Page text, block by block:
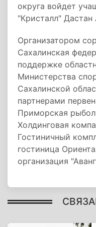
округа войдет
"Кристалл"
Организатором
Сахалинская
поддержке
Министерства
Сахалинской
партнерами
Приморская
Холдинговая
Гостиничный
гостиница
организация